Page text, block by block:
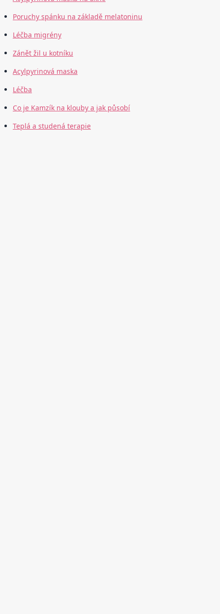
Poruchy spánku na základě melatoninu
Léčba migrény
Zánět žil u kotníku
Acylpyrinová maska
Léčba
Co je Kamzík na klouby a jak působí
Teplá a studená terapie